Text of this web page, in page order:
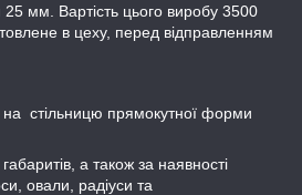
мм. Вартість цього виробу 3500
в цеху, перед відправленням
на стільницю прямокутної форми
а також за наявності
овали, радіуси та